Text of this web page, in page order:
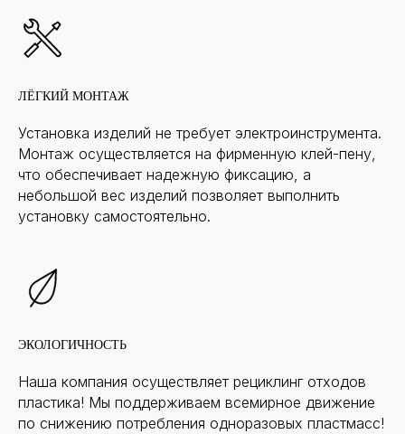
ЛЁГКИЙ МОНТАЖ
Установка изделий не требует электроинструмента.
Монтаж осуществляется на фирменную клей-пену,
что обеспечивает надежную фиксацию, а
небольшой вес изделий позволяет выполнить
установку самостоятельно.
ЭКОЛОГИЧНОСТЬ
Наша компания осуществляет рециклинг отходов
пластика! Мы поддерживаем всемирное движение
по снижению потребления одноразовых пластмасс!